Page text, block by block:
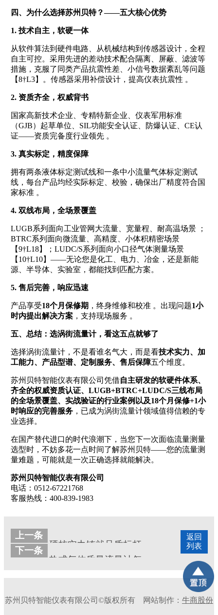
四、为什么选择苏州贝特？——五大核心优势
1. 技术自主，软硬一体
从软件算法到硬件电路、从机械结构到传感器设计，全程
自主可控。采用先进的差动技术配合隔离、屏蔽、滤波等
措施，克服了同类产品抗震性差、小信号数据紊乱等问题
【8†L3】。传感器采用补偿设计，提高仪表抗震性 。
2. 资质齐全，权威背书
国家高新技术企业、专精特新企业、仪表军用标准
（GJB）起草单位、SIL功能安全认证、防爆认证、CE认
证——资质完备度行业领先 。
3. 真实标定，精度保障
拥有两条液体标定测试线和一条中小流量气体标定测试
线，每台产品均经实际标定、校验，确保出厂精度符合国
家标准 。
4. 双线布局，全场景覆盖
LUGB系列面向工业管网大流量、宽量程、耐高温场景
；
BTRC系列面向微流量、高精度、小体积精密场景
【9†L18】；LUDC/S系列面向小口径气体测量场景
【10†L10】——无论您是化工、电力、冶金，还是新能
源、半导体、实验室，都能找到匹配方案。
5. 售后完善，响应迅速
产品享受18个月保修期 ，终身维修和校准 。出现问题1小
时内提出解决方案，支持现场服务 。
五、总结：选涡街流量计，看这五点就够了
选择涡街流量计，不是看谁名气大，而是看技术实力、加
工能力、产品型谱、定制服务、售后保障五个维度。
苏州贝特智能仪表有限公司凭借自主研发的软硬件体系、
齐全的权威资质认证、LUGB+BTRC+LUDC/S三线布局
的全场景覆盖、实战验证的行业案例以及18个月保修+1小
时响应的完善服务，已成为涡街流量计领域值得信赖的专
业选择。
在国产替代进口的时代浪潮下，当您下一次面临流量测量
选型时，不妨多花一点时间了解苏州贝特——您的流量测
量难题，可能就是一次正确选择就能解决。
苏州贝特智能仪表有限公司
电话：0512-67221768
客服热线：400-839-1983
返回
列表
上一条
下一条
苏州贝特智能仪表有限公司©版权所有 网站制作： 牛商股份